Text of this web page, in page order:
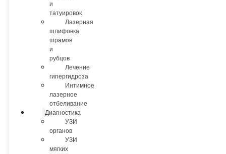
и
татуировок
Лазерная
шлифовка
шрамов
и
рубцов
Лечение
гипергидроза
Интимное
лазерное
отбеливание
Диагностика
УЗИ
органов
УЗИ
мягких